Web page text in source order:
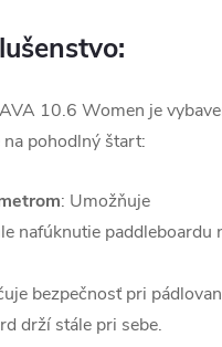
10.6 Women je
pohodlný štart:
: Umožňuje
nafúknutie paddleboardu
bezpečnosť pri
drží stále pri sebe.